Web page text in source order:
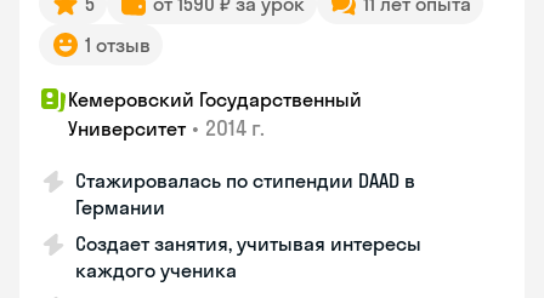
1 отзыв
Кемеровский Государственный
Университет • 2014 г.
Стажировалась по стипендии DAAD в
Германии
Создает занятия, учитывая интересы
каждого ученика